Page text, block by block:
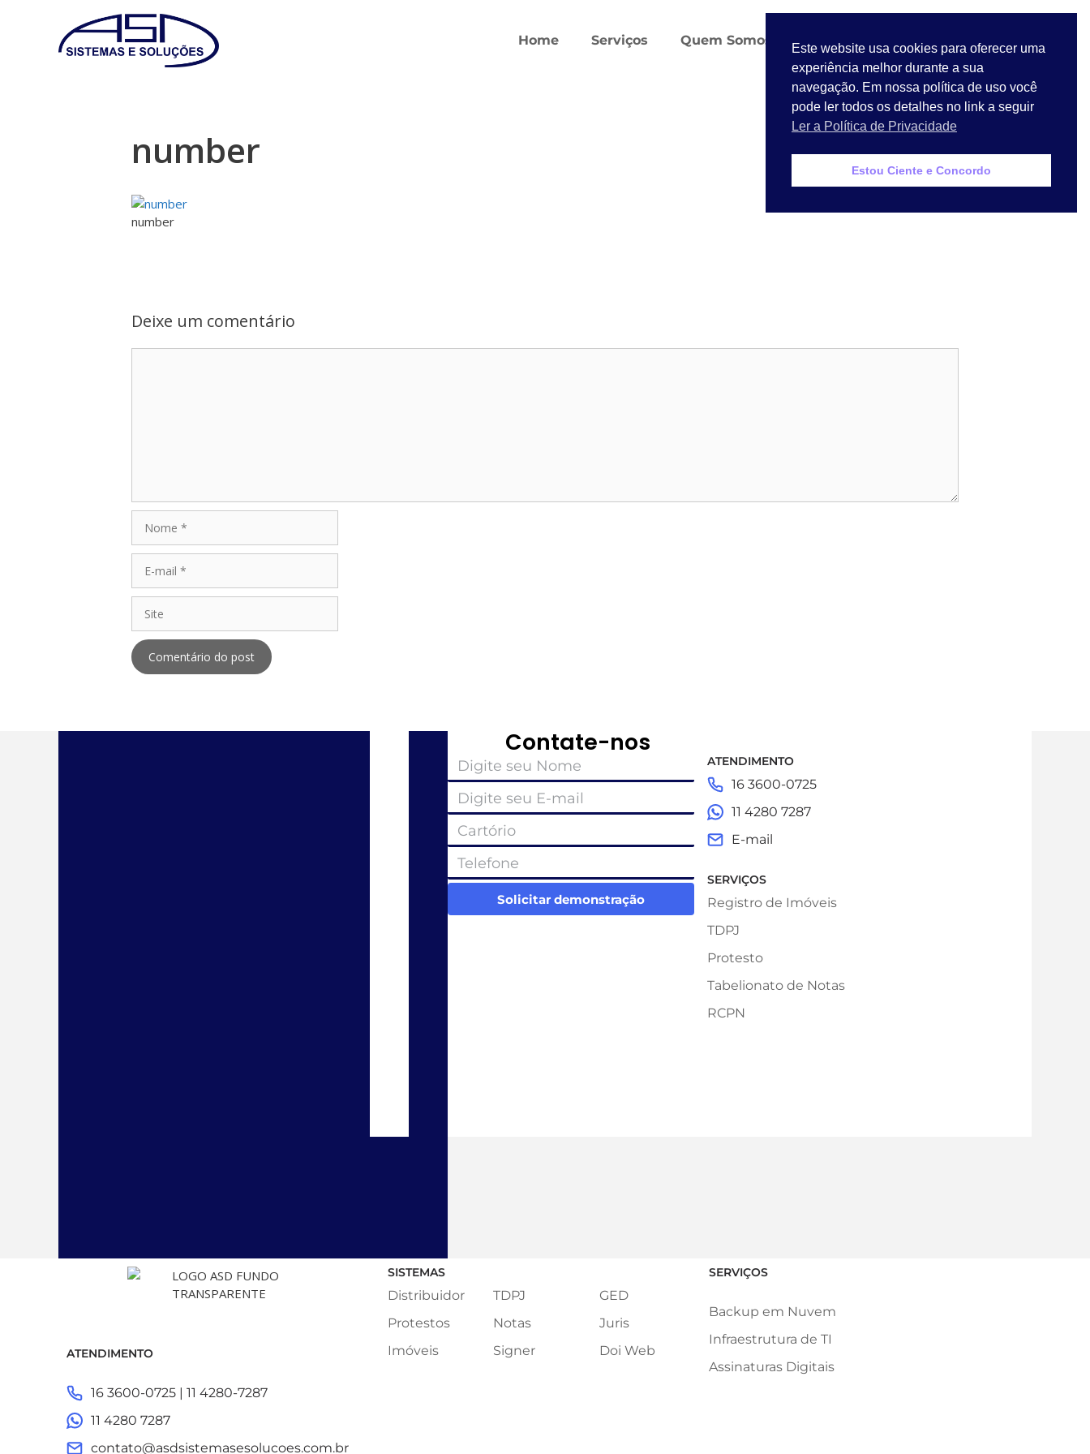
Home Serviços Quem Somos Contato LGPD LOGIN
number
number
Deixe um comentário
Contate-nos
Solicitar demonstração
ATENDIMENTO
16 3600-0725
11 4280 7287
E-mail
SERVIÇOS
Registro de Imóveis
TDPJ
Protesto
Tabelionato de Notas
RCPN
ATENDIMENTO
16 3600-0725 | 11 4280-7287
11 4280 7287
contato@asdsistemasesolucoes.com.br
SISTEMAS
Distribuidor
Protestos
Imóveis
TDPJ
Notas
Signer
GED
Juris
Doi Web
SERVIÇOS
Backup em Nuvem
Infraestrutura de TI
Assinaturas Digitais
Este website usa cookies para oferecer uma
experiência melhor durante a sua
navegação. Em nossa política de uso você
pode ler todos os detalhes no link a seguir
Ler a Política de Privacidade
Estou Ciente e Concordo